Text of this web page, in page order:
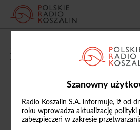
Szanowny
Radio Koszalin S.A. informuje, iż od
roku wprowadza aktualizację polityki
zabezpieczeń w zakresie
„Równe Szanse 60+”:
Dniu Seniora i projekcie